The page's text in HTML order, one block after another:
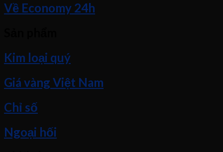
Về Economy 24h
Kim loại quý
Giá vàng Việt Nam
Chỉ số
Ngoại hối